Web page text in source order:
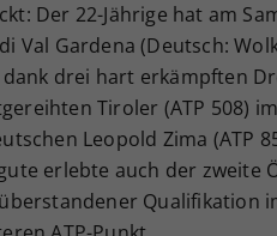
Der 22-Jährige hat am
Val Gardena (Deutsch:
drei hart erkämpften
Tiroler (ATP 508)
Leopold Zima (ATP
erlebte auch der zweite
Qualifikation